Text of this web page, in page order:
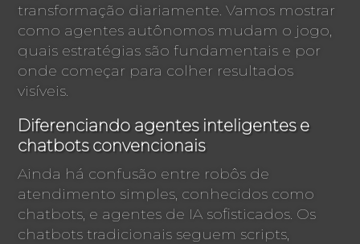
transformação diariamente. Vamos mostrar
como agentes autônomos mudam o jogo,
quais estratégias são fundamentais e por
onde começar para colher resultados
visíveis.
Diferenciando agentes inteligentes e
chatbots convencionais
Ainda há confusão entre robôs de
atendimento simples, conhecidos como
chatbots, e agentes de IA sofisticados. Os
chatbots tradicionais seguem scripts,